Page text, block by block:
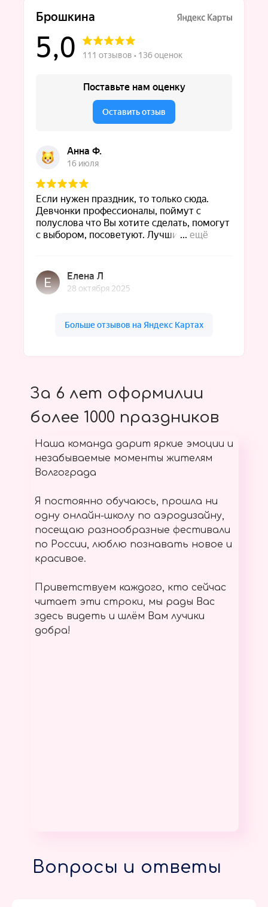
За 6 лет оформилии
более 1000 праздников
Наша команда дарит яркие эмоции и
незабываемые моменты жителям
Волгограда
Я постоянно обучаюсь, прошла ни
одну онлайн-школу по аэродизайну,
посещаю разнообразные фестивали
по России, люблю познавать новое и
красивое.
Приветствуем каждого, кто сейчас
читает эти строки, мы рады Вас
здесь видеть и шлём Вам лучики
добра!
Вопросы и ответы